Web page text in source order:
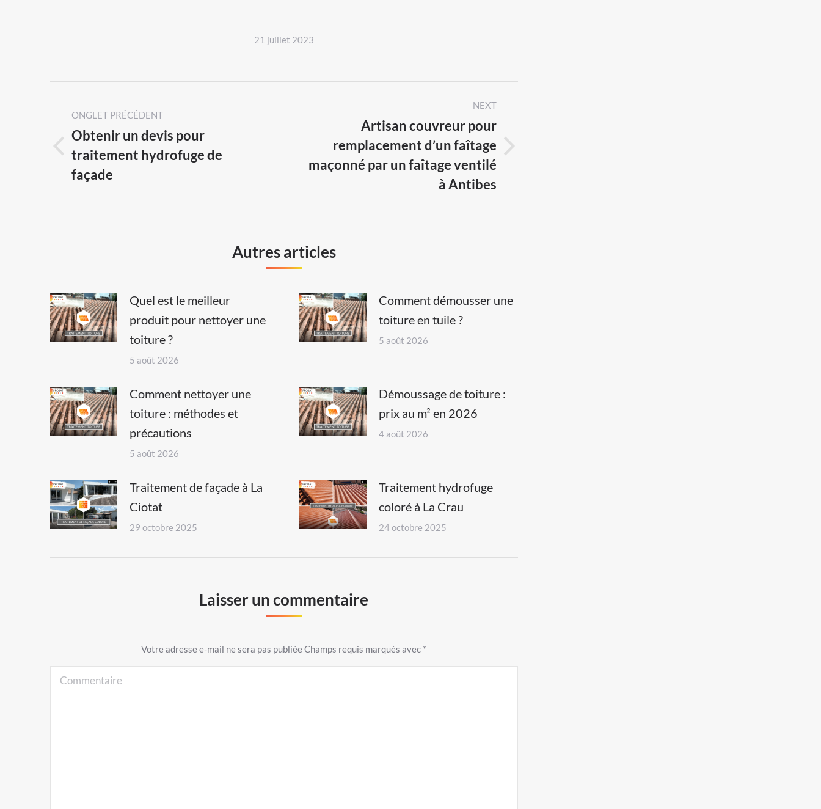
21 juillet 2023
navigation
ONGLET PRÉCÉDENT
Previous
post:
Obtenir un devis pour
traitement hydrofuge de
façade
NEXT
post:
Artisan couvreur pour
remplacement d’un faîtage
maçonné par un faîtage ventilé
à Antibes
Autres articles
Quel est le meilleur
produit pour nettoyer une
toiture ?
5 août 2026
Comment démousser une
toiture en tuile ?
5 août 2026
Comment nettoyer une
toiture : méthodes et
précautions
5 août 2026
Démoussage de toiture :
prix au m² en 2026
4 août 2026
Traitement de façade à La
Ciotat
29 octobre 2025
Traitement hydrofuge
coloré à La Crau
24 octobre 2025
Laisser un commentaire
Votre adresse e-mail ne sera pas publiée Champs requis marqués avec *
Commentaire